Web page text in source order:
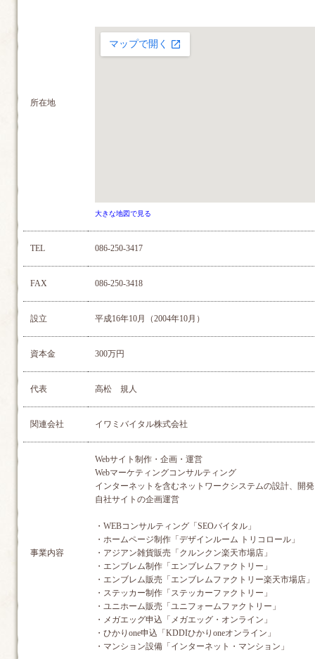
所在地
大きな地図で見る
TEL 086-250-3417
FAX 086-250-3418
設立 平成16年10月（2004年10月）
資本金 300万円
代表 高松 規人
関連会社 イワミバイタル株式会社
事業内容
Webサイト制作・企画・運営
Webマーケティングコンサルティング
インターネットを含むネットワークシステムの設計、開
自社サイトの企画運営
・WEBコンサルティング「SEOバイタル」
・ホームページ制作「デザインルーム トリコロール」
・アジアン雑貨販売「クルンクン楽天市場店」
・エンブレム制作「エンブレムファクトリー」
・エンブレム販売「エンブレムファクトリー楽天市場店」
・ステッカー制作「ステッカーファクトリー」
・ユニホーム販売「ユニフォームファクトリー」
・メガエッグ申込「メガエッグ・オンライン」
・ひかりone申込「KDDIひかりoneオンライン」
・マンション設備「インターネット・マンション」